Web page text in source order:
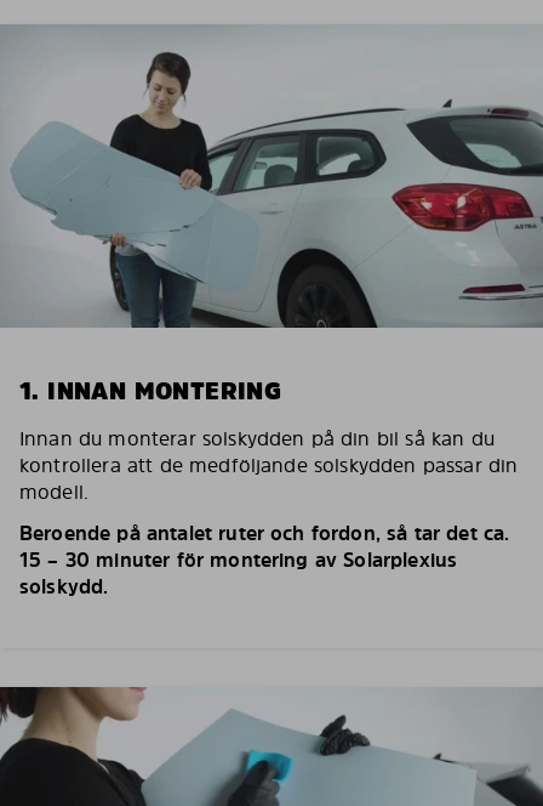
1. INNAN MONTERING
Innan du monterar solskydden på din bil så kan du
kontrollera att de medföljande solskydden passar din
modell.
Beroende på antalet ruter och fordon, så tar det ca.
15 – 30 minuter för montering av Solarplexius
solskydd.